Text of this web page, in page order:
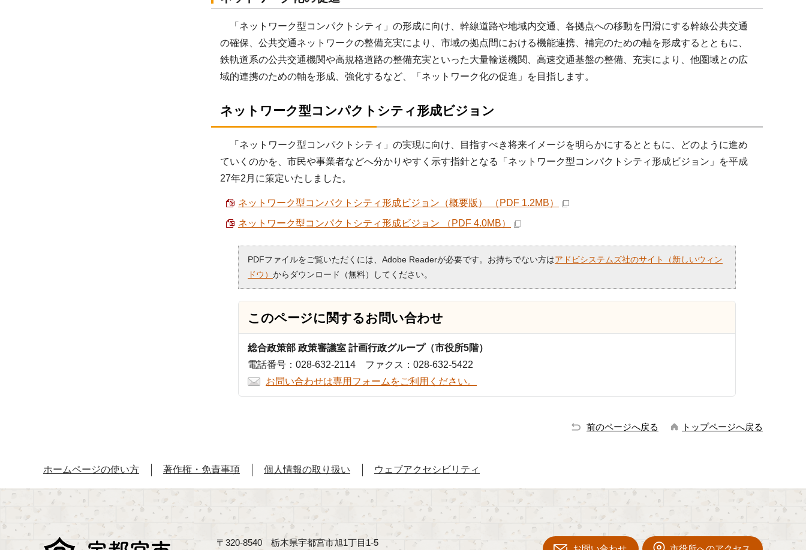
「ネットワーク型コンパクトシティ」の形成に向け、幹線道路や地域内交通、各拠点への移動を円滑にする幹線公共交通
の確保、公共交通ネットワークの整備充実により、市域の拠点間における機能連携、補完のための軸を形成するとともに、
鉄軌道系の公共交通機関や高規格道路の整備充実といった大量輸送機関、高速交通基盤の整備、充実により、他圏域との広
域的連携のための軸を形成、強化するなど、「ネットワーク化の促進」を目指します。
ネットワーク型コンパクトシティ形成ビジョン
「ネットワーク型コンパクトシティ」の実現に向け、目指すべき将来イメージを明らかにするとともに、どのように進め
ていくのかを、市民や事業者などへ分かりやすく示す指針となる「ネットワーク型コンパクトシティ形成ビジョン」を平成
27年2月に策定いたしました。
ネットワーク型コンパクトシティ形成ビジョン（概要版） （PDF 1.2MB）
ネットワーク型コンパクトシティ形成ビジョン （PDF 4.0MB）
PDFファイルをご覧いただくには、Adobe Readerが必要です。お持ちでない方はアドビシステムズ社のサイト（新しいウィン
ドウ） からダウンロード（無料）してください。
このページに関するお問い合わせ
総合政策部 政策審議室 計画行政グループ（市役所5階）
電話番号：028-632-2114 ファクス：028-632-5422
お問い合わせは専用フォームをご利用ください。
前のページへ戻る トップページへ戻る
ホームページの使い方 著作権・免責事項 個人情報の取り扱い ウェブアクセシビリティ
〒320-8540 栃木県宇都宮市旭1丁目1-5